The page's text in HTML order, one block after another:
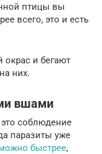
птицы вы
всего, это и есть
и бегают
них.
вшами
соблюдение
паразиты уже
быстрее,